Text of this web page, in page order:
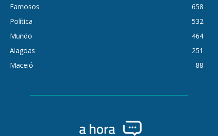
Famosos
658
Política
532
Mundo
464
Alagoas
251
Maceió
88